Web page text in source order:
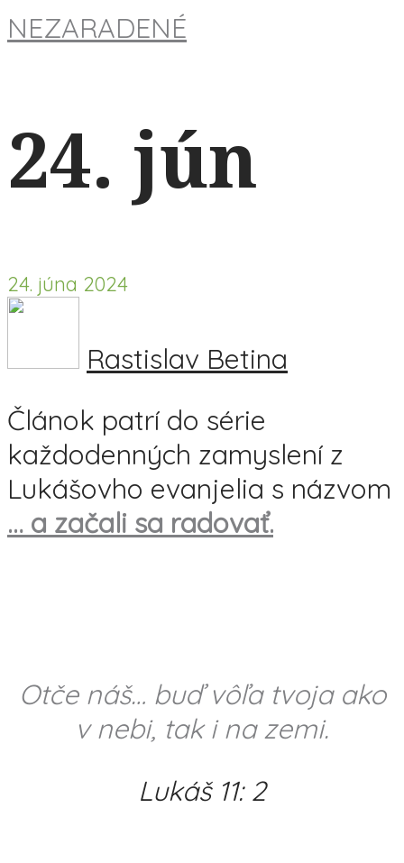
NEZARADENÉ
24. jún
24. júna 2024
Rastislav Betina
Článok patrí do série
každodenných zamyslení z
Lukášovho evanjelia s názvom
… a začali sa radovať.
Otče náš… buď vôľa tvoja ako
v nebi, tak i na zemi.
Lukáš 11: 2